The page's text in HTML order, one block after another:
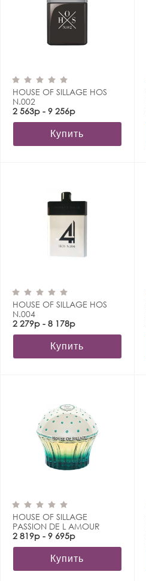
HOUSE OF SILLAGE HOS
N.002
2 563р - 9 256р
Купить
HOUSE OF SILLAGE HOS
N.004
2 279р - 8 178р
Купить
HOUSE OF SILLAGE
PASSION DE L AMOUR
2 819р - 9 695р
Купить